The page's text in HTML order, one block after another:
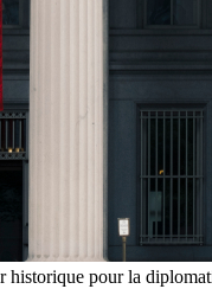
historique pour la